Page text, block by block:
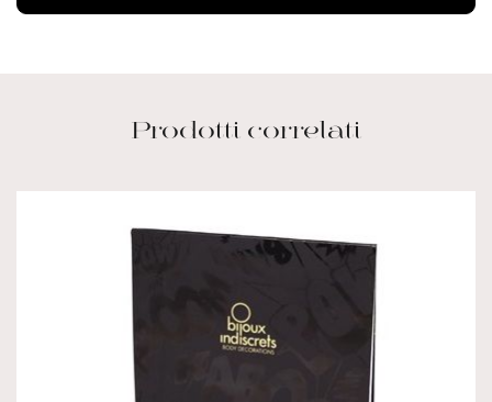
Prodotti correlati